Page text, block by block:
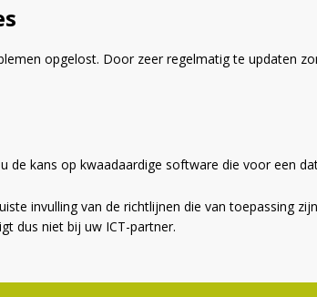
opgelost. Door zeer regelmatig te updaten
de kans op kwaadaardige software die voor een
invulling van de richtlijnen die van toepassing
dus niet bij uw ICT-partner.